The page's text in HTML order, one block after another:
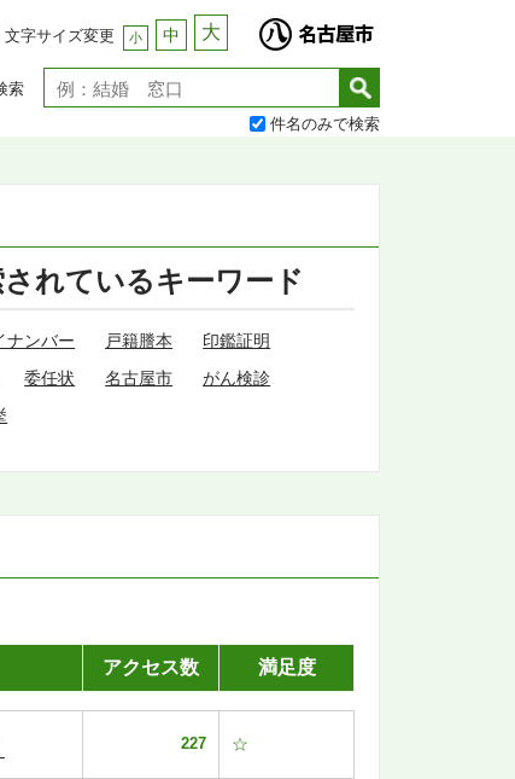
文字サイズ変更 小 中 大
索
件名のみで検索
れているキーワード
ナンバー 戸籍謄本
印鑑証明
委任状 名古屋市
がん検診
アクセス数 満足度
227 ☆